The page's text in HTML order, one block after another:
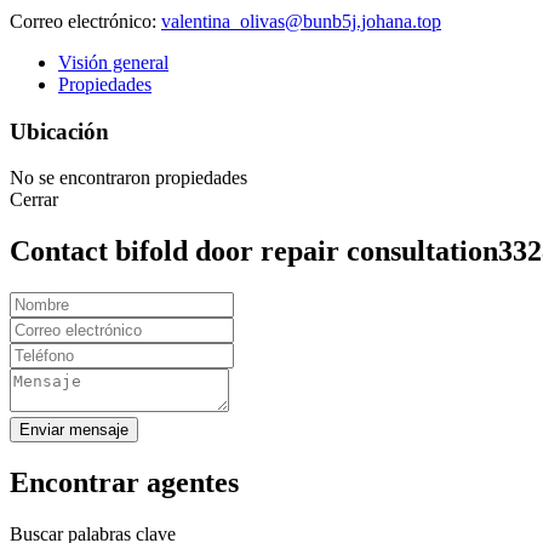
Correo electrónico: valentina_olivas@bunb5j.johana.top
Visión general
Propiedades
Ubicación
No se encontraron propiedades
Cerrar
Contact bifold door repair
Enviar mensaje
Encontrar agentes
Buscar palabras clave